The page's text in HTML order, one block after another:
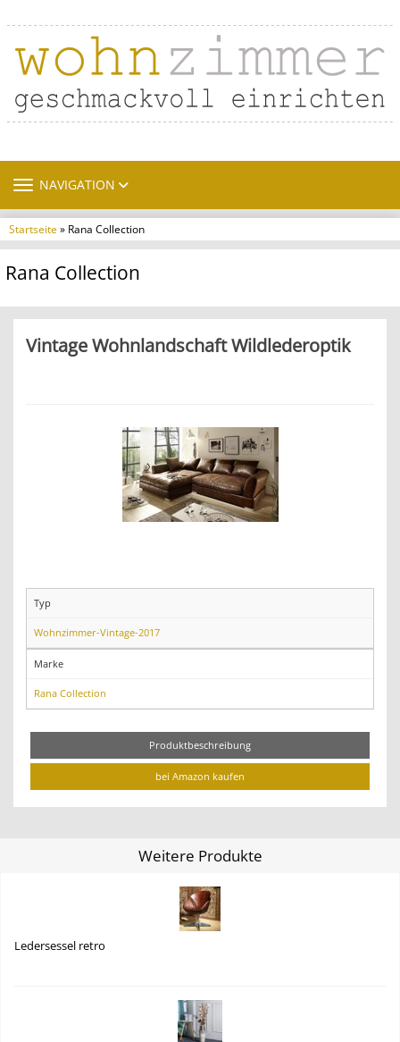
TOGGLE NAVIGATION
NAVIGATION
Startseite» Rana Collection
Rana Collection
Vintage Wohnlandschaft Wildlederoptik
Typ
Wohnzimmer-Vintage-2017
Marke
Rana Collection
Produktbeschreibung
bei Amazon kaufen
Weitere Produkte
Ledersessel retro